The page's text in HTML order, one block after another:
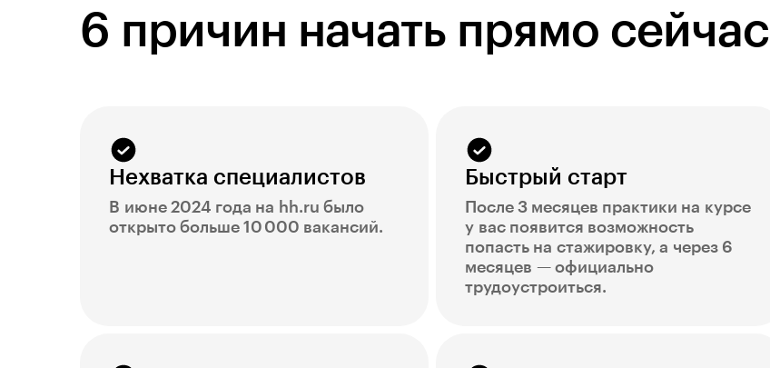
6 причин начать прямо сейчас
Нехватка специалистов
В июне 2024 года на hh.ru было
открыто больше 10 000 вакансий.
Быстрый старт
После 3 месяцев практики на курсе
у вас появится возможность
попасть на стажировку, а через 6
месяцев — официально
трудоустроиться.